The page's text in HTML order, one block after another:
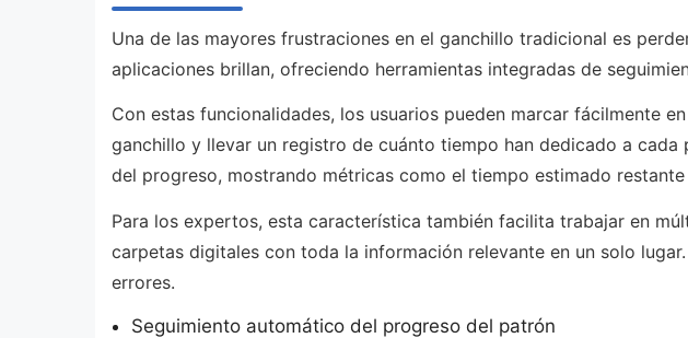
Una de las mayores frustraciones en el ganchillo tradicional es
aplicaciones brillan, ofreciendo herramientas integradas de
Con estas funcionalidades, los usuarios pueden marcar fácilmente
ganchillo y llevar un registro de cuánto tiempo han dedicado a
del progreso, mostrando métricas como el tiempo estimado
Para los expertos, esta característica también facilita trabajar en
carpetas digitales con toda la información relevante en un solo
errores.
Seguimiento automático del progreso del patrón